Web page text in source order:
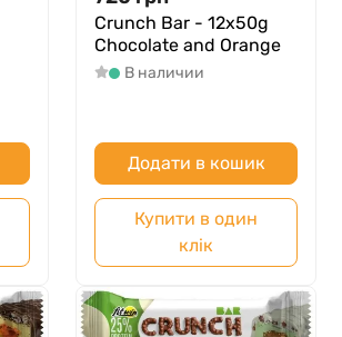
Crunch Bar - 12x50g
Chocolate and Orange
В наличии
Додати в кошик
Купити в один
клік